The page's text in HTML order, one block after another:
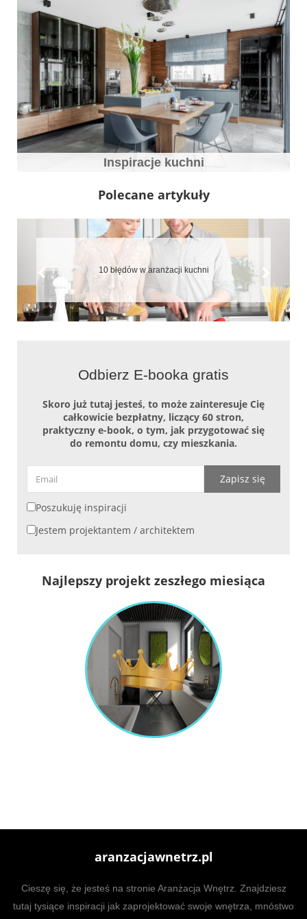
Inspiracje kuchni
Polecane artykuły
Jaki blat do kuchni wybrać
Odbierz E-booka gratis
Skoro już tutaj jesteś, to może zainteresuje Cię
całkowicie bezpłatny, liczący 60 stron,
praktyczny e-book, o tym, jak przygotować się
do remontu domu, czy mieszkania.
Zapisz się
Poszukuję inspiracji
Jestem projektantem / architektem
Najlepszy projekt zeszłego miesiąca
aranzacjawnetrz.pl
Cieszę się, że jesteś na stronie Aranżacja Wnętrz. Znajdziesz
tutaj tysiące inspiracji jak zaprojektować swoje wnętrza, mnóstwo